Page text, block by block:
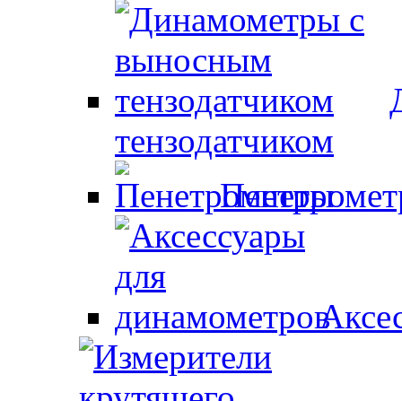
тензодатчиком